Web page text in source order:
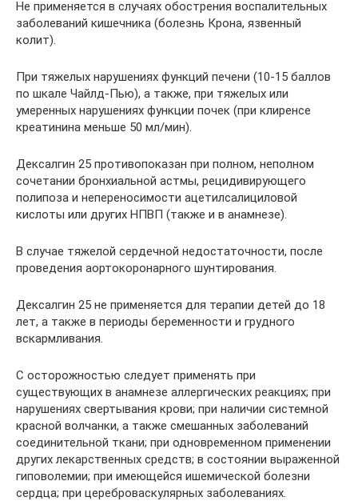
Не применяется в случаях обострения воспалительных
заболеваний кишечника (болезнь Крона, язвенный
колит).
При тяжелых нарушениях функций печени (10-15 баллов
по шкале Чайлд-Пью), а также, при тяжелых или
умеренных нарушениях функции почек (при клиренсе
креатинина меньше 50 мл/мин).
Дексалгин 25 противопоказан при полном, неполном
сочетании бронхиальной астмы, рецидивирующего
полипоза и непереносимости ацетилсалициловой
кислоты или других НПВП (также и в анамнезе).
В случае тяжелой сердечной недостаточности, после
проведения аортокоронарного шунтирования.
Дексалгин 25 не применяется для терапии детей до 18
лет, а также в периоды беременности и грудного
вскармливания.
С осторожностью следует применять при
существующих в анамнезе аллергических реакциях; при
нарушениях свертывания крови; при наличии системной
красной волчанки, а также смешанных заболеваний
соединительной ткани; при одновременном применении
других лекарственных средств; в состоянии выраженной
гиповолемии; при имеющейся ишемической болезни
сердца; при цереброваскулярных заболеваниях.